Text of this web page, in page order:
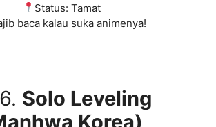
Status: Tamat
baca kalau suka animenya!
6. Solo Leveling
Korea)